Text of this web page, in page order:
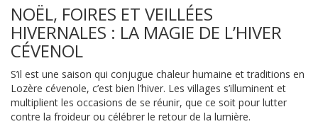
NOËL, FOIRES ET VEILLÉES
HIVERNALES : LA MAGIE DE L’HIVER
CÉVENOL
S’il est une saison qui conjugue chaleur humaine et traditions en
Lozère cévenole, c’est bien l’hiver. Les villages s’illuminent et
multiplient les occasions de se réunir, que ce soit pour lutter
contre la froideur ou célébrer le retour de la lumière.